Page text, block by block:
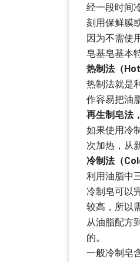
经一段时间
刻用保鲜膜
因为不需使
皂基皂基本
热制法（
热制法就是
作容易把油
再生制皂法
如果使用冷
次加热，从
冷制法（
利用油脂中
冷制皂可以
较高，所以
从油脂配方
的。
一般冷制皂